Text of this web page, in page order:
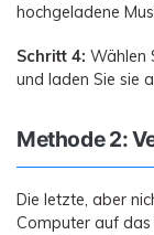
hochgeladene
Schritt 4: Wählen
und laden Sie sie
Methode 2:
Die letzte, aber
Computer auf